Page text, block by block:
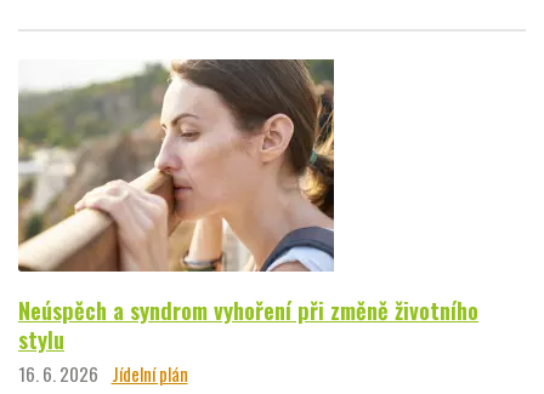
Neúspěch a syndrom vyhoření při změně životního
stylu
16. 6. 2026 Jídelní plán